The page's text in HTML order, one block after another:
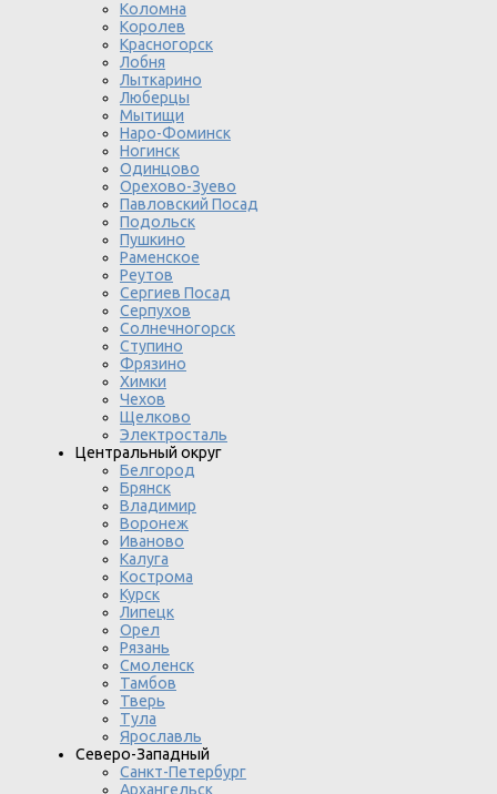
Коломна
Королев
Красногорск
Лобня
Лыткарино
Люберцы
Мытищи
Наро-Фоминск
Ногинск
Одинцово
Орехово-Зуево
Павловский Посад
Подольск
Пушкино
Раменское
Реутов
Сергиев Посад
Серпухов
Солнечногорск
Ступино
Фрязино
Химки
Чехов
Щелково
Электросталь
Центральный округ
Белгород
Брянск
Владимир
Воронеж
Иваново
Калуга
Кострома
Курск
Липецк
Орел
Рязань
Смоленск
Тамбов
Тверь
Тула
Ярославль
Северо-Западный
Санкт-Петербург
Архангельск